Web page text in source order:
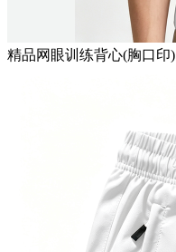
精品网眼训练背心(胸口印)